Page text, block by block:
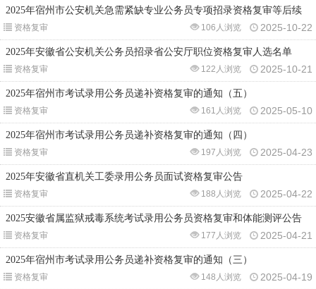
2025年宿州市公安机关急需紧缺专业公务员专项招录资格复审等后续
资格复审 2025-10-22
106人浏览
2025年安徽省公安机关公务员招录省公安厅职位资格复审人选名单
资格复审 2025-10-21
122人浏览
2025年宿州市考试录用公务员递补资格复审的通知（五）
资格复审 2025-05-10
161人浏览
2025年宿州市考试录用公务员递补资格复审的通知（四）
资格复审 2025-04-23
197人浏览
2025年安徽省直机关工委录用公务员面试资格复审公告
资格复审 2025-04-22
188人浏览
2025安徽省属监狱戒毒系统考试录用公务员资格复审和体能测评公告
资格复审 2025-04-21
177人浏览
2025年宿州市考试录用公务员递补资格复审的通知（三）
资格复审 2025-04-19
148人浏览